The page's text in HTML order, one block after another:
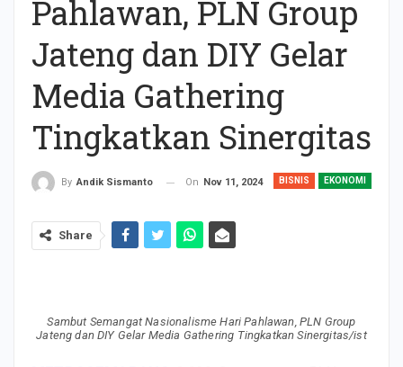
Pahlawan, PLN Group
Jateng dan DIY Gelar
Media Gathering
Tingkatkan Sinergitas
BISNIS EKONOMI
By Andik Sismanto On Nov 11, 2024
Share
Sambut Semangat Nasionalisme Hari Pahlawan, PLN Group
Jateng dan DIY Gelar Media Gathering Tingkatkan Sinergitas/ist